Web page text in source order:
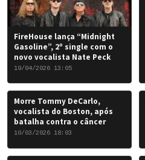
FireHouse lança “Midnight
Gasoline”, 2º single com o
novo vocalista Nate Peck
19/04/2026 13:05
Morre Tommy DeCarlo,
vocalista do Boston, após
batalha contra o câncer
10/03/2026 18:03